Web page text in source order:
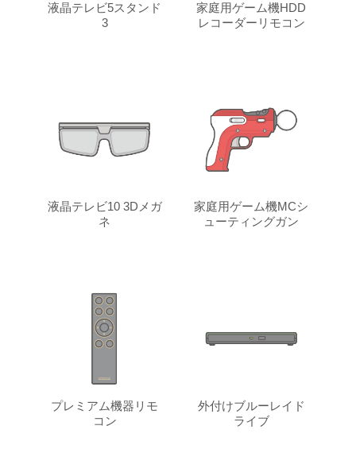
液晶テレビ5スタンド
3
家庭用ゲーム機HDD
レコーダーリモコン
液晶テレビ10 3Dメガ
ネ
家庭用ゲーム機MCシ
ューティングガン
プレミアム機器リモ
コン
外付けブルーレイド
ライブ